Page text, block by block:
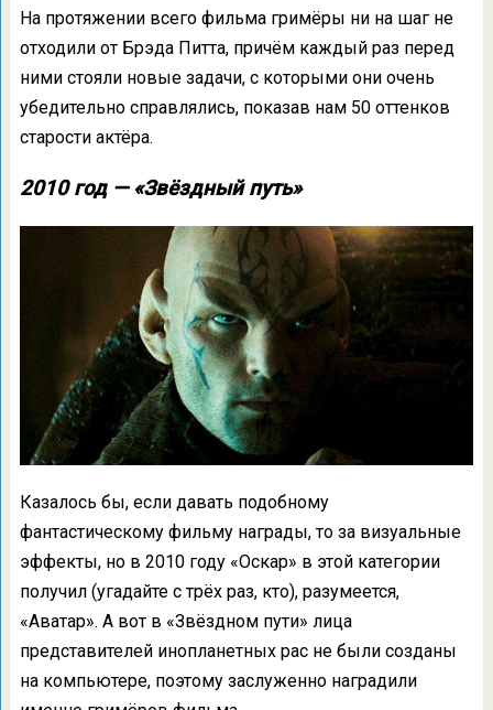
На протяжении всего фильма гримёры ни на шаг не
отходили от Брэда Питта, причём каждый раз перед
ними стояли новые задачи, с которыми они очень
убедительно справлялись, показав нам 50 оттенков
старости актёра.
2010 год — «Звёздный путь»
Казалось бы, если давать подобному
фантастическому фильму награды, то за визуальные
эффекты, но в 2010 году «Оскар» в этой категории
получил (угадайте с трёх раз, кто), разумеется,
«Аватар». А вот в «Звёздном пути» лица
представителей инопланетных рас не были созданы
на компьютере, поэтому заслуженно наградили